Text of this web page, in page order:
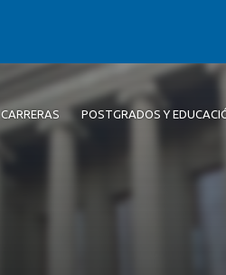
CARRERAS POSTGRADOS Y